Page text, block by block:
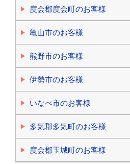
度会郡度会町のお客様
亀山市のお客様
熊野市のお客様
伊勢市のお客様
いなべ市のお客様
多気郡多気町のお客様
度会郡玉城町のお客様